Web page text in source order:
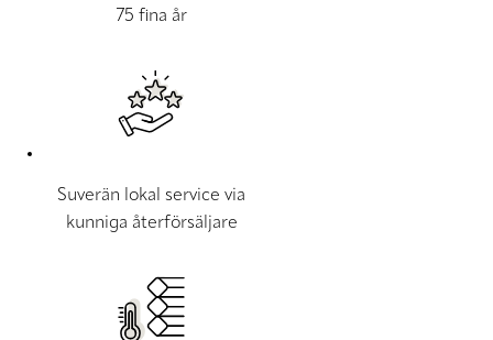
75 fina år
Suverän lokal service via
kunniga återförsäljare